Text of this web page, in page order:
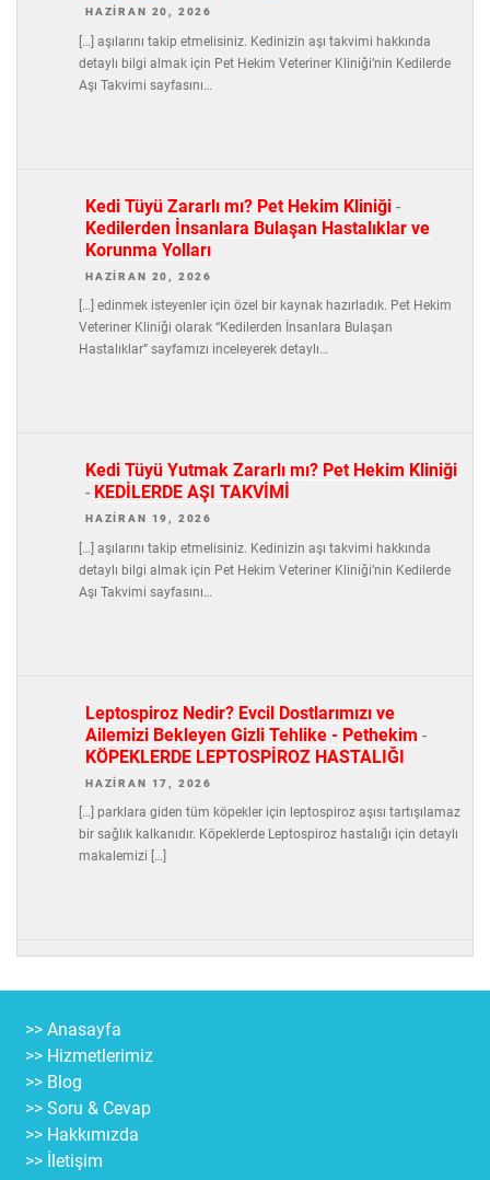
HAZIRAN 20, 2026
[…] aşılarını takip etmelisiniz. Kedinizin aşı takvimi hakkında
detaylı bilgi almak için Pet Hekim Veteriner Kliniği’nin Kedilerde
Aşı Takvimi sayfasını…
Kedi Tüyü Zararlı mı? Pet Hekim Kliniği -
Kedilerden İnsanlara Bulaşan Hastalıklar ve
Korunma Yolları
HAZIRAN 20, 2026
[…] edinmek isteyenler için özel bir kaynak hazırladık. Pet Hekim
Veteriner Kliniği olarak “Kedilerden İnsanlara Bulaşan
Hastalıklar” sayfamızı inceleyerek detaylı…
Kedi Tüyü Yutmak Zararlı mı? Pet Hekim Kliniği
- KEDİLERDE AŞI TAKVİMİ
HAZIRAN 19, 2026
[…] aşılarını takip etmelisiniz. Kedinizin aşı takvimi hakkında
detaylı bilgi almak için Pet Hekim Veteriner Kliniği’nin Kedilerde
Aşı Takvimi sayfasını…
Leptospiroz Nedir? Evcil Dostlarımızı ve
Ailemizi Bekleyen Gizli Tehlike - Pethekim -
KÖPEKLERDE LEPTOSPİROZ HASTALIĞI
HAZIRAN 17, 2026
[…] parklara giden tüm köpekler için leptospiroz aşısı tartışılamaz
bir sağlık kalkanıdır. Köpeklerde Leptospiroz hastalığı için detaylı
makalemizi […]
>> Anasayfa
>> Hizmetlerimiz
>> Blog
>> Soru & Cevap
>> Hakkımızda
>> İletişim